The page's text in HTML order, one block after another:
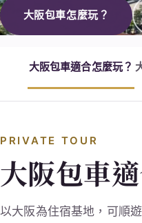
大阪包車怎麼玩？
大阪包車適合怎麼玩？
PRIVATE TOUR
大阪包車
以大阪為住宿基地，可順